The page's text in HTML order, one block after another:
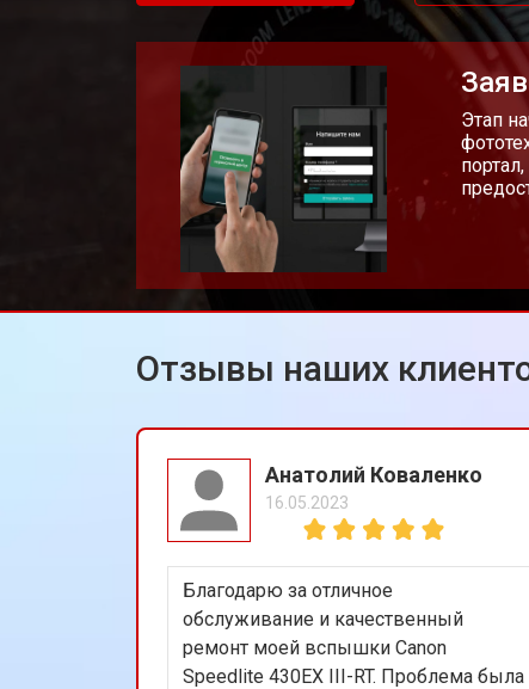
Замена CCD/CMOS матрицы
Ремонт материнской платы
Чистка матрицы фотоаппарата
Этап
Отзывы наших
Анатолий Коваленко
16.05.2023
Благодарю за отличное
обслуживание и качественный
ремонт моей вспышки Canon
Speedlite 430EX III-RT. Проблема была